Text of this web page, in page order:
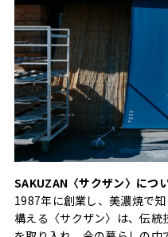
SAKUZAN〈サクザン〉につ
1987年に創業し、美濃焼で
構える〈サクザン〉は、伝統